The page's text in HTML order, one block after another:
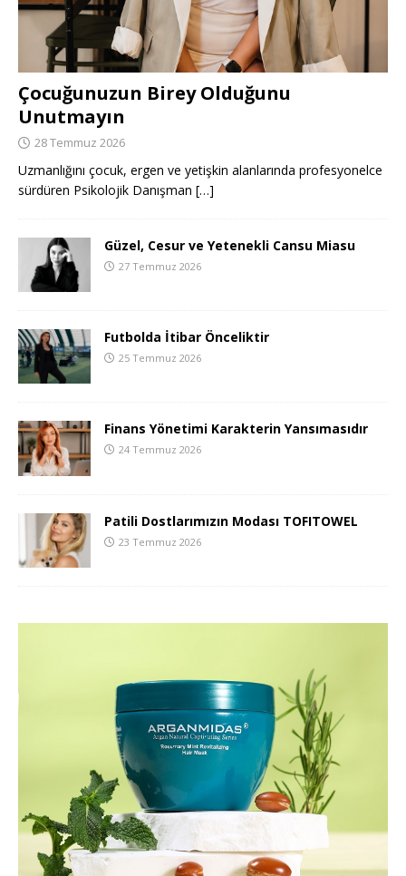
Çocuğunuzun Birey Olduğunu
Unutmayın
28 Temmuz 2026
Uzmanlığını çocuk, ergen ve yetişkin alanlarında profesyonelce
sürdüren Psikolojik Danışman […]
Güzel, Cesur ve Yetenekli Cansu Miasu
27 Temmuz 2026
Futbolda İtibar Önceliktir
25 Temmuz 2026
Finans Yönetimi Karakterin Yansımasıdır
24 Temmuz 2026
Patili Dostlarımızın Modası TOFITOWEL
23 Temmuz 2026